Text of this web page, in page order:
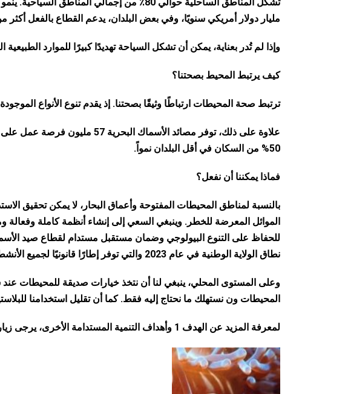
مليار دولار أمريكي سنويًا، وفي بعض البلدان، يدعم القطاع بالفعل أكثر
وإذا لم تُدر بعناية، يمكن أن تشكل السياحة تهديدًا كبيرًا للموارد الطبيعية
كيف يرتبط المحيط بصحتنا؟
ترتبط صحة المحيطات ارتباطًا وثيقًا بصحتنا. إذ يقدم تنوع الأنواع
علاوة على ذلك، توفر مصائد
50% من السكان في أقل البلدان نمواً.
فماذا يمكننا أن نفعل؟
بالنسبة لمناطق المحيطات المفتوحة وأعماق البحار، لا يمكن تحقيق
الموائل المعرضة للخطر. وينبغي السعي إلى إنشاء أنظمة كاملة
للحفاظ على التنوع البيولوجي وضمان مستقبل مستدام لقطاع صيد
نطاق الولاية الوطنية في عام 2023 والتي توفر إطارًا قانونيًا لجميع الأنشطة في المحيطات والبحار.
وعلى المستوى المحلي، ينبغي لنا أن نتخذ خيارات صديقة للمحيطات
المحيطات ون نستهلك ما نحتاج إليه فقط. كما أن تقليل استخدامنا
لمعرفة المزيد عن الهدف 1 وأهداف التنمية المستدامة الأخرى، يرجى زيارة: